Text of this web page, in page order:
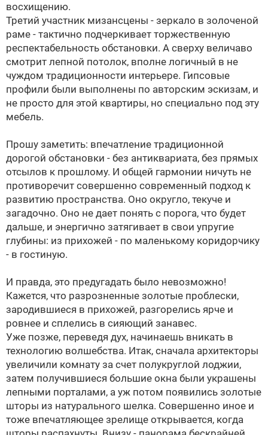
восхищению.
Третий участник мизансцены - зеркало в золоченой
раме - тактично подчеркивает торжественную
респектабельность обстановки. А сверху величаво
смотрит лепной потолок, вполне логичный в не
чуждом традиционности интерьере. Гипсовые
профили были выполнены по авторским эскизам, и
не просто для этой квартиры, но специально под эту
мебель.
Прошу заметить: впечатление традиционной
дорогой обстановки - без антиквариата, без прямых
отсылов к прошлому. И общей гармонии ничуть не
противоречит совершенно современный подход к
развитию пространства. Оно округло, текуче и
загадочно. Оно не дает понять с порога, что будет
дальше, и энергично затягивает в свои упругие
глубины: из прихожей - по маленькому коридорчику
- в гостиную.
И правда, это предугадать было невозможно!
Кажется, что разрозненные золотые проблески,
зародившиеся в прихожей, разгорелись ярче и
ровнее и сплелись в сияющий занавес.
Уже позже, переведя дух, начинаешь вникать в
технологию волшебства. Итак, сначала архитекторы
увеличили комнату за счет полукруглой лоджии,
затем получившиеся большие окна были украшены
лепными порталами, а уж потом появились золотые
шторы из натурального шелка. Совершенно иное и
тоже впечатляющее зрелище открывается, когда